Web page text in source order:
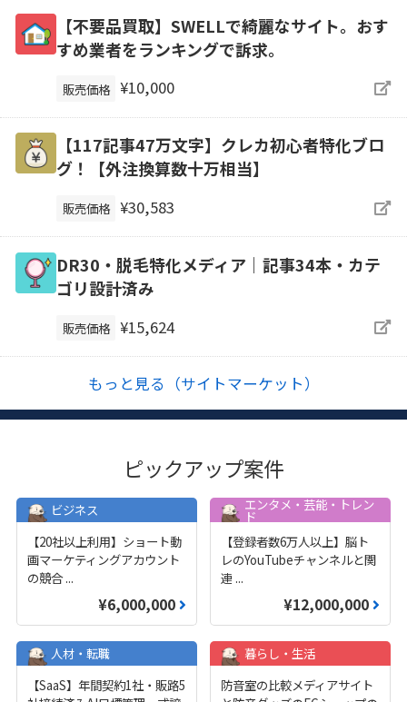
【不要品買取】SWELLで綺麗なサイト。おす
すめ業者をランキングで訴求。
販売価格 ¥10,000
【117記事47万文字】クレカ初心者特化ブロ
グ！【外注換算数十万相当】
販売価格 ¥30,583
DR30・脱毛特化メディア｜記事34本・カテ
ゴリ設計済み
販売価格 ¥15,624
もっと見る（サイトマーケット）
ピックアップ案件
ビジネス
【20社以上利用】ショート動
画マーケティングアカウント
の競合...
¥6,000,000
エンタメ・芸能・トレン
ド
【登録者数6万人以上】脳ト
レのYouTubeチャンネルと関
連 ...
¥12,000,000
人材・転職
【SaaS】年間契約1社・販路5
暮らし・生活
防音室の比較メディアサイト